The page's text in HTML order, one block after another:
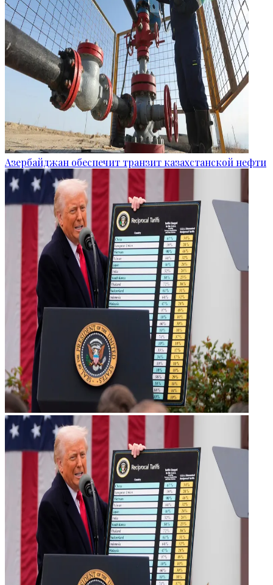
Азербайджан обеспечит транзит казахстанской нефти